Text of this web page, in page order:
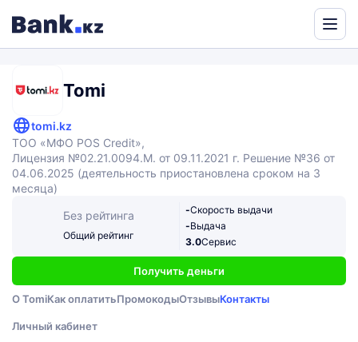
Tomi
tomi.kz
ТОО «МФО POS Credit»,
Лицензия №02.21.0094.М. от 09.11.2021 г. Решение №36 от
04.06.2025 (деятельность приостановлена сроком на 3
месяца)
Без рейтинга
Общий рейтинг
-Скорость выдачи
-Выдача
3.0Сервис
Получить деньги
О TomiКак оплатитьПромокодыОтзывыКонтакты
Личный кабинет